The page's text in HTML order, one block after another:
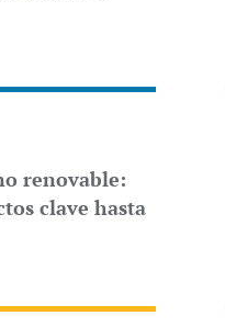
renovable:
clave hasta